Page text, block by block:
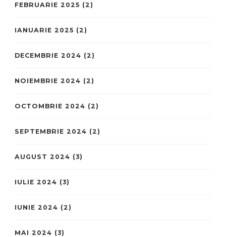
FEBRUARIE 2025 (2)
IANUARIE 2025 (2)
DECEMBRIE 2024 (2)
NOIEMBRIE 2024 (2)
OCTOMBRIE 2024 (2)
SEPTEMBRIE 2024 (2)
AUGUST 2024 (3)
IULIE 2024 (3)
IUNIE 2024 (2)
MAI 2024 (3)